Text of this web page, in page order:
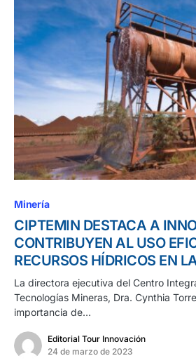
Minería
CIPTEMIN DESTACA A
CONTRIBUYEN AL USO
RECURSOS HÍDRICOS EN
La directora ejecutiva del Centro
Tecnologías Mineras, Dra. Cynthia
importancia de…
Editorial Tour Innovación
24 de marzo de 2023